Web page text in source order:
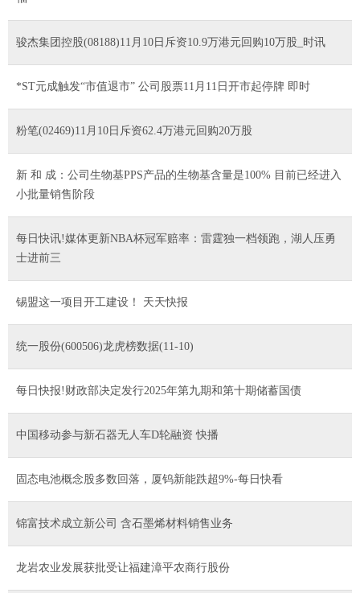
骏杰集团控股(08188)11月10日斥资10.9万港元回购10万股_时讯
*ST元成触发“市值退市” 公司股票11月11日开市起停牌 即时
粉笔(02469)11月10日斥资62.4万港元回购20万股
新 和 成：公司生物基PPS产品的生物基含量是100% 目前已经进入
小批量销售阶段
每日快讯!媒体更新NBA杯冠军赔率：雷霆独一档领跑，湖人压勇
士进前三
锡盟这一项目开工建设！ 天天快报
统一股份(600506)龙虎榜数据(11-10)
每日快报!财政部决定发行2025年第九期和第十期储蓄国债
中国移动参与新石器无人车D轮融资 快播
固态电池概念股多数回落，厦钨新能跌超9%-每日快看
锦富技术成立新公司 含石墨烯材料销售业务
龙岩农业发展获批受让福建漳平农商行股份